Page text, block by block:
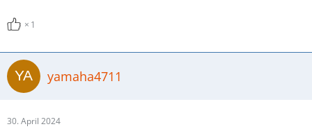
1
yamaha4711
30. April 2024